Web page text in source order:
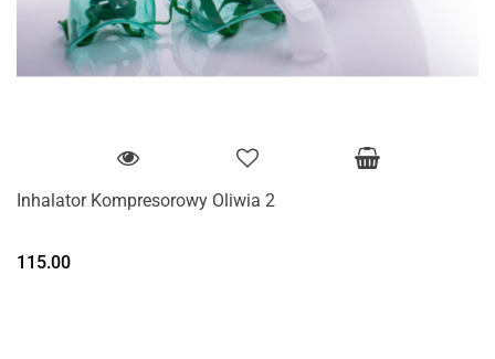
Inhalator Kompresorowy Oliwia 2
115.00